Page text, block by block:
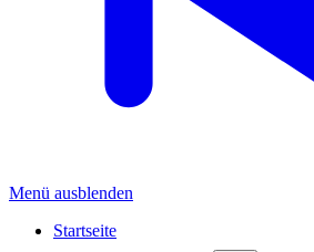
Menü ausblenden
Startseite